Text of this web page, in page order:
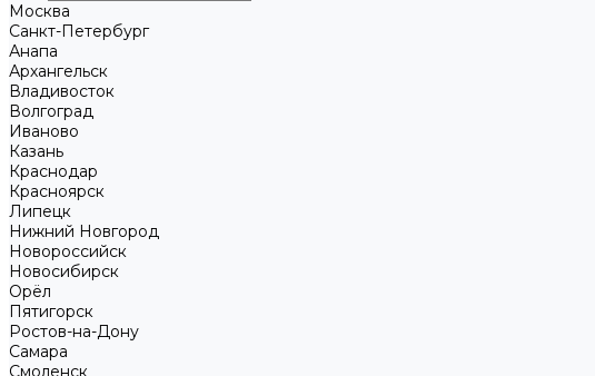
Москва
Санкт-Петербург
Анапа
Архангельск
Владивосток
Волгоград
Иваново
Казань
Краснодар
Красноярск
Липецк
Нижний Новгород
Новороссийск
Новосибирск
Орёл
Пятигорск
Ростов-на-Дону
Самара
Смоленск